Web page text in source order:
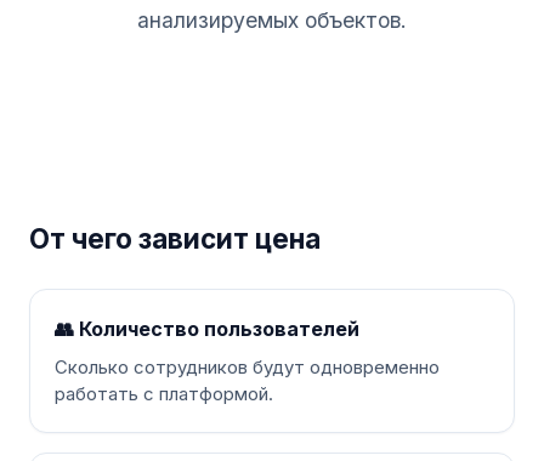
анализируемых объектов.
От чего зависит цена
👥 Количество пользователей
Сколько сотрудников будут одновременно
работать с платформой.